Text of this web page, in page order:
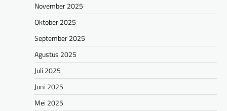
November 2025
Oktober 2025
September 2025
Agustus 2025
Juli 2025
Juni 2025
Mei 2025